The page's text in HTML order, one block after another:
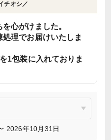
チオシ／
心がけました。
理でお届けいたしま
1包装に入れておりま
2026年10月31日